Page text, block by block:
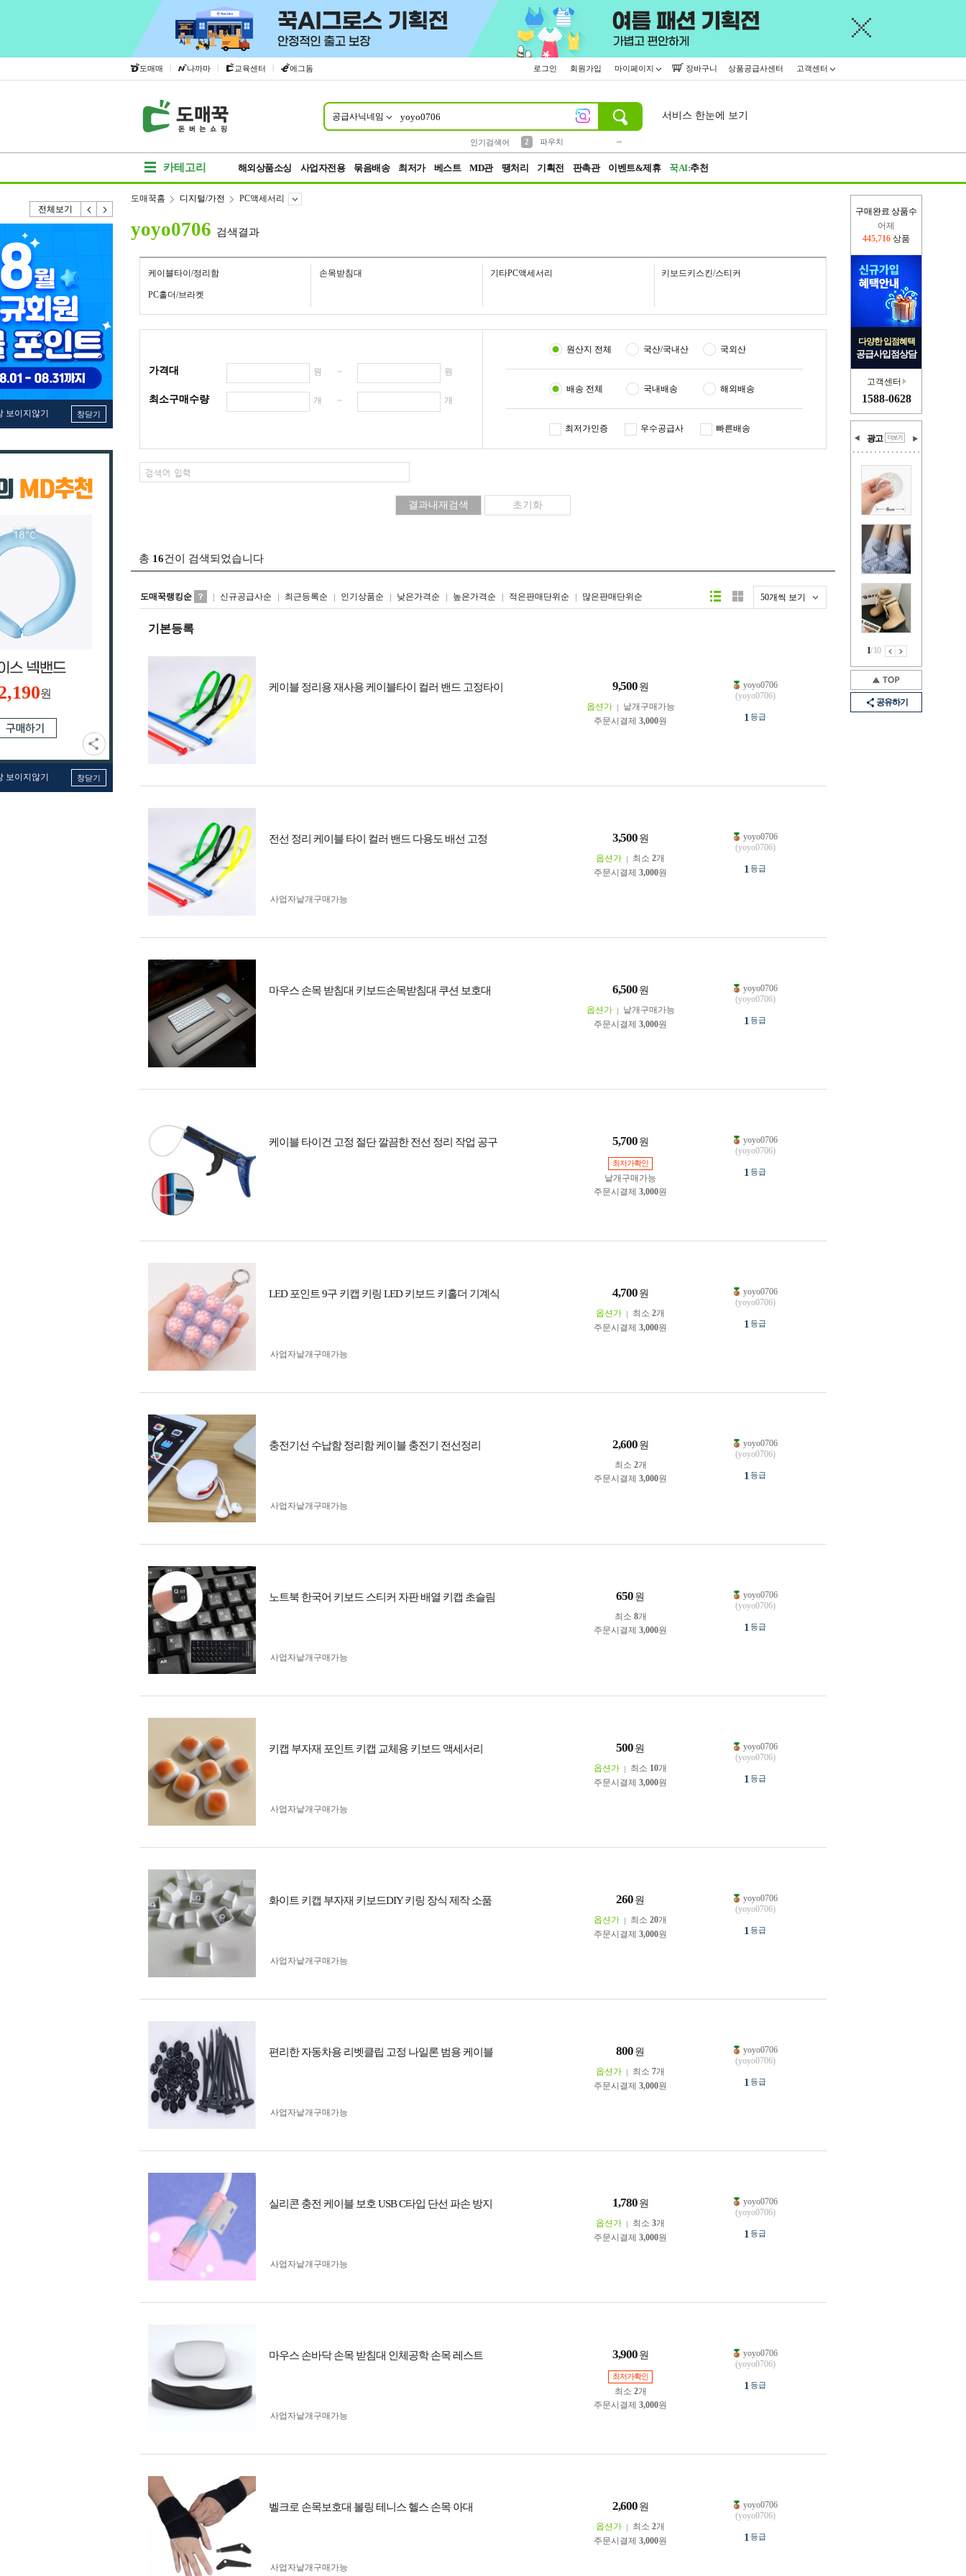
도매매 | 나까마 | 교육센터 | 에그돔 로그인 회원가입 마이페이지 장바구니 상품공급사센터 고객센터
공급사닉네임
인기검색어
2
파우치
서비스 한눈에 보기
카테고리 해외상품소싱 사업자전용 묶음배송 최저가 베스트 MD관 땡처리 기획전 판촉관 이벤트&제휴 꾹AI:추천
전체보기
보이지않기 창닫기
원
보이지않기 창닫기
구매완료 상품수
어제
445,716상품
오늘(현재)
16,449
상품
다양한 입점혜택
공급사입점상담
고객센터
1588-0628
광고
1/10
공유하기
도매꾹홈 디지털/가전 PC액세서리
yoyo0706 검색결과
케이블타이/정리함 손목받침대 기타PC액세서리 키보드키스킨/스티커
PC홀더/브라켓
가격대 원 ~ 원
최소구매수량 개 ~ 개
원산지 전체 국산/국내산 국외산
배송 전체 국내배송 해외배송
최저가인증 우수공급사 빠른배송
총 16건이 검색되었습니다
도매꾹랭킹순 신규공급사순 최근등록순 인기상품순 낮은가격순 높은가격순 적은판매단위순 많은판매단위순 50개씩 보기
리스트형갤러리형
기본등록
케이블 정리용 재사용 케이블타이 컬러 밴드 고정타이 9,500 원
옵션가
낱개구매가능
주문시결제 3,000원
yoyo0706
(yoyo0706)
1 등급
전선 정리 케이블 타이 컬러 밴드 다용도 배선 고정 3,500 원
옵션가 최소 2개
주문시결제 3,000원
사업자 낱개구매가능
yoyo0706
(yoyo0706)
1 등급
마우스 손목 받침대 키보드손목받침대 쿠션 보호대 6,500 원
옵션가
낱개구매가능
주문시결제 3,000원
yoyo0706
(yoyo0706)
1 등급
케이블 타이건 고정 절단 깔끔한 전선 정리 작업 공구 5,700 원
최저가확인
낱개구매가능
주문시결제 3,000원
yoyo0706
(yoyo0706)
1 등급
LED 포인트 9구 키캡 키링 LED 키보드 키홀더 기계식 4,700 원
옵션가 최소 2개
주문시결제 3,000원
사업자 낱개구매가능
yoyo0706
(yoyo0706)
1 등급
충전기선 수납함 정리함 케이블 충전기 전선정리 2,600 원
최소 2개
주문시결제 3,000원
사업자 낱개구매가능
yoyo0706
(yoyo0706)
1 등급
노트북 한국어 키보드 스티커 자판 배열 키캡 초슬림 650 원
최소 8개
주문시결제 3,000원
사업자 낱개구매가능
yoyo0706
(yoyo0706)
1 등급
키캡 부자재 포인트 키캡 교체용 키보드 액세서리 500 원
옵션가 최소 10개
주문시결제 3,000원
사업자 낱개구매가능
yoyo0706
(yoyo0706)
1 등급
화이트 키캡 부자재 키보드DIY 키링 장식 제작 소품 260 원
옵션가 최소 20개
주문시결제 3,000원
사업자 낱개구매가능
yoyo0706
(yoyo0706)
1 등급
편리한 자동차용 리벳클립 고정 나일론 범용 케이블 800 원
옵션가 최소 7개
주문시결제 3,000원
사업자 낱개구매가능
yoyo0706
(yoyo0706)
1 등급
실리콘 충전 케이블 보호 USB C타입 단선 파손 방지 1,780 원
옵션가 최소 3개
주문시결제 3,000원
사업자 낱개구매가능
yoyo0706
(yoyo0706)
1 등급
마우스 손바닥 손목 받침대 인체공학 손목 레스트 3,900 원
최저가확인
최소 2개
주문시결제 3,000원
사업자 낱개구매가능
yoyo0706
(yoyo0706)
1 등급
벨크로 손목보호대 볼링 테니스 헬스 손목 아대 2,600 원
옵션가 최소 2개
주문시결제 3,000원
사업자 낱개구매가능
yoyo0706
(yoyo0706)
1 등급